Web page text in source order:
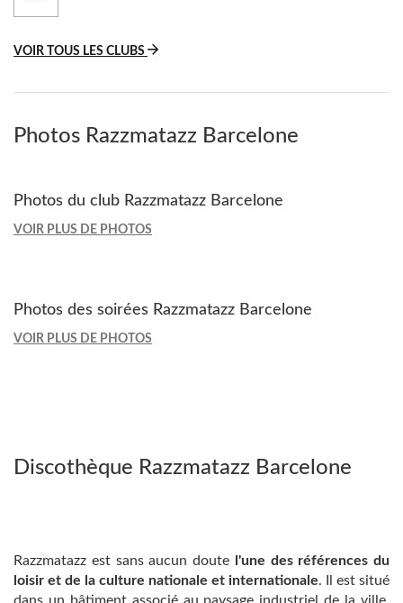
VOIR TOUS LES CLUBS
Photos Razzmatazz Barcelone
Photos du club Razzmatazz Barcelone
VOIR PLUS DE PHOTOS
Photos des soirées Razzmatazz Barcelone
VOIR PLUS DE PHOTOS
Discothèque Razzmatazz Barcelone
Razzmatazz est sans aucun doute l'une des références du
loisir et de la culture nationale et internationale. Il est situé